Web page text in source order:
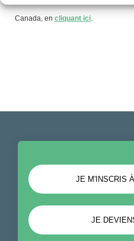
Canada, en cliquant ici
JE M'INSCRIS
JE